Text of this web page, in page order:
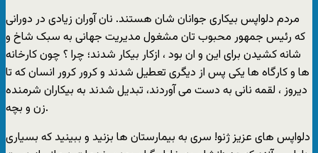
مردم دلواپس بیکاری جوانان شان هستند. نان آوران زیادی در دورانی
که رئیس جمهور محبوب تان مشغول مدیریت جهانی به سبک شاخ و
شانه کشیدن برای این و ان بود ، ازکار بیکار شدند؛ چرا ؟ چون کارخانه
ها و کارگاه ها یکی پس از دیگری تعطیل شدند و کرور کرور انسان که تا
دیروز ، لقمه نانی به دست می آوردند، تبدیل شدند به بیکاران شرمنده
زن و بچه.
دلواپس های عزیز ژنو! سری به بیمارستان ها بزنید و ببینید که بسیاری